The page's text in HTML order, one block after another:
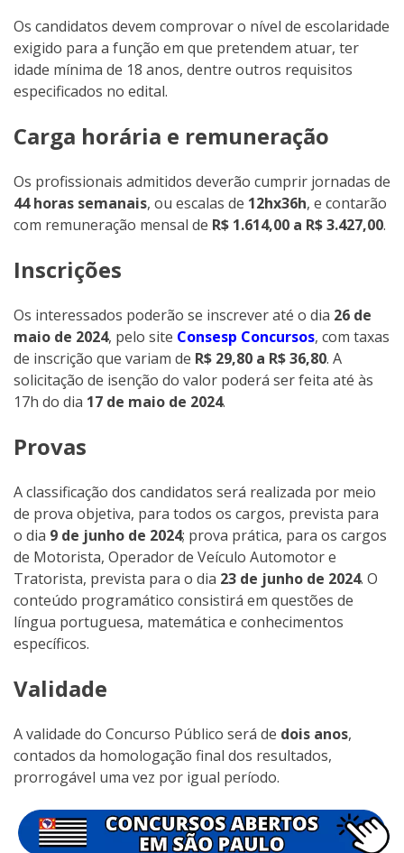
Os candidatos devem comprovar o nível de escolaridade
exigido para a função em que pretendem atuar, ter
idade mínima de 18 anos, dentre outros requisitos
especificados no edital.
Carga horária e remuneração
Os profissionais admitidos deverão cumprir jornadas de
44 horas semanais, ou escalas de 12hx36h, e contarão
com remuneração mensal de R$ 1.614,00 a R$ 3.427,00.
Inscrições
Os interessados poderão se inscrever até o dia 26 de
maio de 2024, pelo site Consesp Concursos, com taxas
de inscrição que variam de R$ 29,80 a R$ 36,80. A
solicitação de isenção do valor poderá ser feita até às
17h do dia 17 de maio de 2024.
Provas
A classificação dos candidatos será realizada por meio
de prova objetiva, para todos os cargos, prevista para
o dia 9 de junho de 2024; prova prática, para os cargos
de Motorista, Operador de Veículo Automotor e
Tratorista, prevista para o dia 23 de junho de 2024. O
conteúdo programático consistirá em questões de
língua portuguesa, matemática e conhecimentos
específicos.
Validade
A validade do Concurso Público será de dois anos,
contados da homologação final dos resultados,
prorrogável uma vez por igual período.